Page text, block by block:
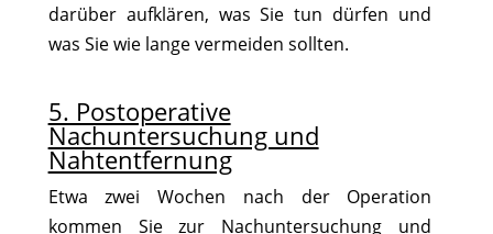
darüber aufklären, was Sie tun dürfen und
was Sie wie lange vermeiden sollten.
5. Postoperative
Nachuntersuchung und
Nahtentfernung
Etwa zwei Wochen nach der Operation
kommen Sie zur Nachuntersuchung und